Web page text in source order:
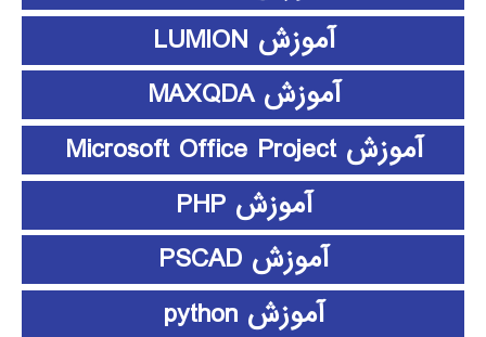
آموزش LUMION
آموزش MAXQDA
آموزش Microsoft Office Project
آموزش PHP
آموزش PSCAD
آموزش python